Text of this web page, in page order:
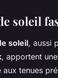
soleil
soleil, aussi
, apportent
tenues